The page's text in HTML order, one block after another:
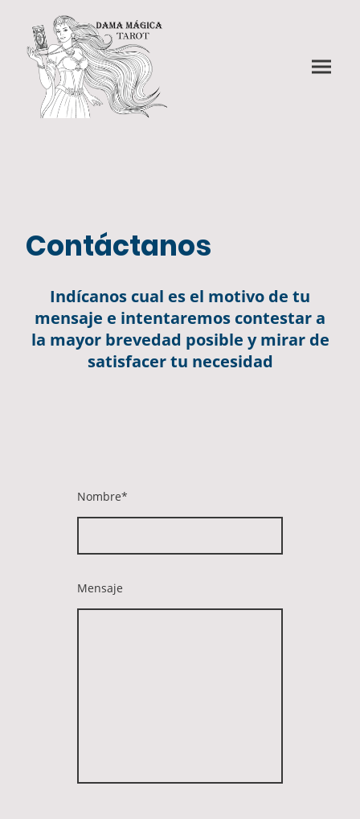
Contáctanos
Indícanos cual es el motivo de tu
mensaje e intentaremos contestar a
la mayor brevedad posible y mirar de
satisfacer tu necesidad
Nombre*
Mensaje